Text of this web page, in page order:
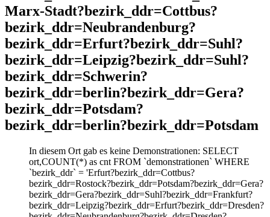
Marx-Stadt?bezirk_ddr=Cottbus?
bezirk_ddr=Neubrandenburg?
bezirk_ddr=Erfurt?bezirk_ddr=Suhl?
bezirk_ddr=Leipzig?bezirk_ddr=Suhl?
bezirk_ddr=Schwerin?
bezirk_ddr=berlin?bezirk_ddr=Gera?
bezirk_ddr=Potsdam?
bezirk_ddr=berlin?bezirk_ddr=Potsdam
In diesem Ort gab es keine Demonstrationen: SELECT
ort,COUNT(*) as cnt FROM `demonstrationen` WHERE
`bezirk_ddr` = 'Erfurt?bezirk_ddr=Cottbus?
bezirk_ddr=Rostock?bezirk_ddr=Potsdam?bezirk_ddr=Gera?
bezirk_ddr=Gera?bezirk_ddr=Suhl?bezirk_ddr=Frankfurt?
bezirk_ddr=Leipzig?bezirk_ddr=Erfurt?bezirk_ddr=Dresden?